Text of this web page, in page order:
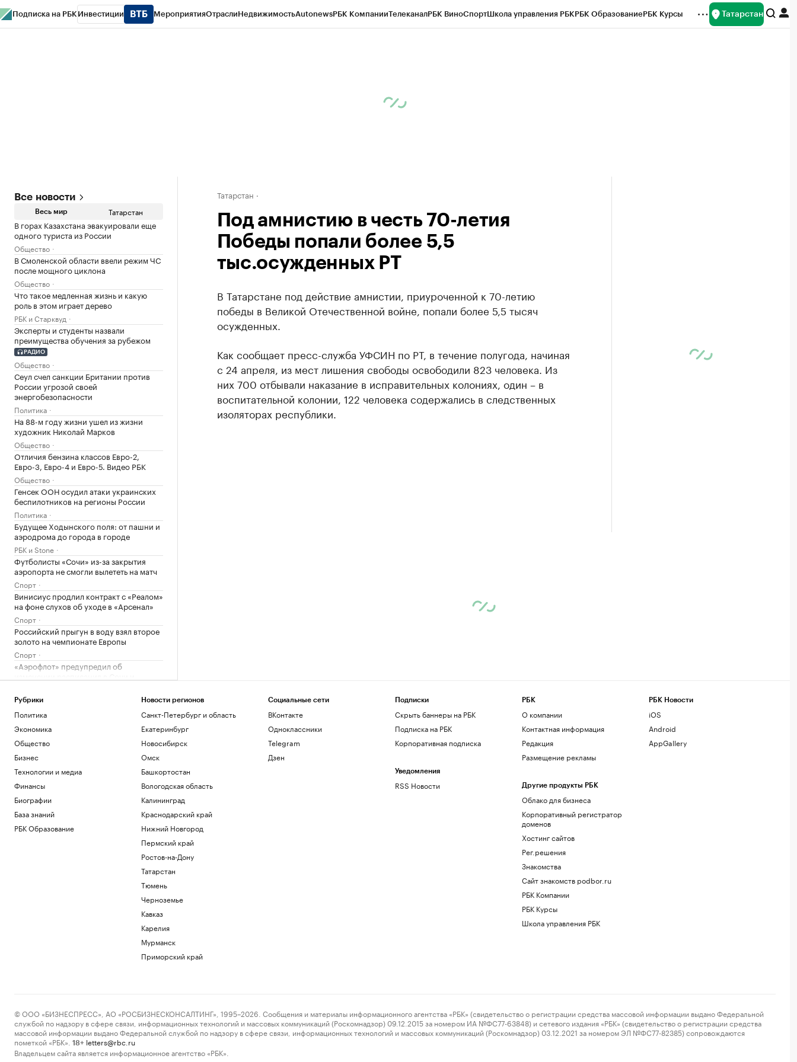
Подписка на РБК Инвестиции МероприятияОтраслиНедвижимостьAutonewsРБК КомпанииТелеканалРБК ВиноСпортШкола управления РБКРБК ОбразованиеРБК Курсы Татарстан
Все новости
Весь мир Татарстан
В горах Казахстана эвакуировали еще
одного туриста из России
Общество
В Смоленской области ввели режим ЧС
после мощного циклона
Общество
Что такое медленная жизнь и какую
роль в этом играет дерево
РБК и Старквуд
Эксперты и студенты назвали
преимущества обучения за рубежом
РАДИО
Общество
Сеул счел санкции Британии против
России угрозой своей
энергобезопасности
Политика
На 88-м году жизни ушел из жизни
художник Николай Марков
Общество
Отличия бензина классов Евро-2,
Евро-3, Евро-4 и Евро-5. Видео РБК
Общество
Генсек ООН осудил атаки украинских
беспилотников на регионы России
Политика
Будущее Ходынского поля: от пашни и
аэродрома до города в городе
РБК и Stone
Футболисты «Сочи» из-за закрытия
аэропорта не смогли вылететь на матч
Спорт
Винисиус продлил контракт с «Реалом»
на фоне слухов об уходе в «Арсенал»
Спорт
Российский прыгун в воду взял второе
золото на чемпионате Европы
Спорт
«Аэрофлот» предупредил об
изменении расписания в Сочи и
Политика
Ярославский губернатор сообщил о
потушенных резервуарах с топливом
Политика
Euractiv узнал, как финские фермеры
помогают охранять границу с Россией
Политика
зачем ехать в восточную Арктику
РБК и УК Первая
Матвиенко предупредила о мерах
Москвы из-за задержаний россиян в
Армении
Wildberries объявил о новых мерах
Машина врио главы Шебекино попала
Командир 76-й дивизии ВДВ доложил
Путину об обстановке у Доброполья
Татарстан
Под амнистию в честь 70-летия
Победы попали более 5,5
тыс.осужденных РТ
В Татарстане под действие амнистии, приуроченной к 70-летию
победы в Великой Отечественной войне, попали более 5,5 тысяч
осужденных.
Как сообщает пресс-служба УФСИН по РТ, в течение полугода, начиная
с 24 апреля, из мест лишения свободы освободили 823 человека. Из
них 700 отбывали наказание в исправительных колониях, один – в
воспитательной колонии, 122 человека содержались в следственных
изоляторах республики.
Рубрики
Политика
Экономика
Общество
Бизнес
Технологии и медиа
Финансы
Биографии
База знаний
РБК Образование
Новости регионов
Санкт-Петербург и область
Екатеринбург
Новосибирск
Омск
Башкортостан
Вологодская область
Калининград
Краснодарский край
Нижний Новгород
Пермский край
Ростов-на-Дону
Татарстан
Тюмень
Черноземье
Кавказ
Карелия
Мурманск
Приморский край
Социальные сети
ВКонтакте
Одноклассники
Telegram
Дзен
Подписки
Скрыть баннеры на РБК
Подписка на РБК
Корпоративная подписка
Уведомления
RSS Новости
РБК
О компании
Контактная информация
Редакция
Размещение рекламы
Другие продукты РБК
Облако для бизнеса
Корпоративный регистратор
доменов
Хостинг сайтов
Рег.решения
Знакомства
Сайт знакомств podbor.ru
РБК Компании
РБК Курсы
Школа управления РБК
РБК Новости
iOS
Android
AppGallery
© ООО «БИЗНЕСПРЕСС», АО «РОСБИЗНЕСКОНСАЛТИНГ», 1995–2026. Сообщения и материалы информационного агентства «РБК» (свидетельство о регистрации средства массовой информации выдано Федеральной
службой по надзору в сфере связи, информационных технологий и массовых коммуникаций (Роскомнадзор) 09.12.2015 за номером ИА №ФС77-63848) и сетевого издания «РБК» (свидетельство о регистрации средства
массовой информации выдано Федеральной службой по надзору в сфере связи, информационных технологий и массовых коммуникаций (Роскомнадзор) 03.12.2021 за номером ЭЛ №ФС77-82385) сопровождаются
пометкой «РБК».
18+ letters@rbc.ru
Владельцем сайта является информационное агентство «РБК».